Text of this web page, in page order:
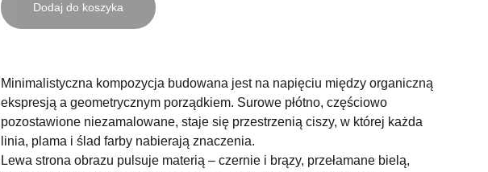
Dodaj do koszyka
Minimalistyczna kompozycja budowana jest na napięciu między organiczną
ekspresją a geometrycznym porządkiem. Surowe płótno, częściowo
pozostawione niezamalowane, staje się przestrzenią ciszy, w której każda
linia, plama i ślad farby nabierają znaczenia.
Lewa strona obrazu pulsuje materią – czernie i brązy, przełamane bielą,